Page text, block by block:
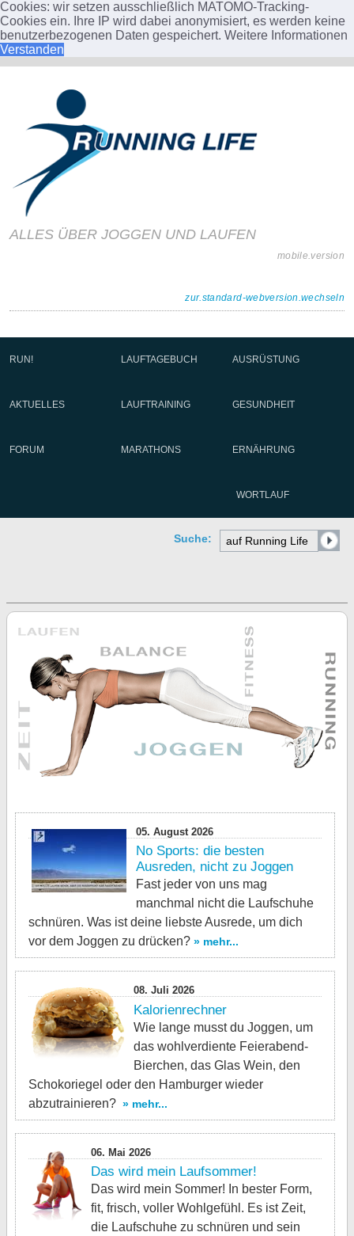
Cookies: wir setzen ausschließlich MATOMO-Tracking-
Cookies ein. Ihre IP wird dabei anonymisiert, es werden keine
benutzerbezogenen Daten gespeichert. Weitere Informationen
Verstanden
ALLES ÜBER JOGGEN UND LAUFEN
mobile.version
zur.standard-webversion.wechseln
RUN! LAUFTAGEBUCH AUSRÜSTUNG
AKTUELLES LAUFTRAINING GESUNDHEIT
FORUM MARATHONS ERNÄHRUNG
WORTLAUF
Suche:
05. August 2026
No Sports: die besten
Ausreden, nicht zu Joggen
Fast jeder von uns mag
manchmal nicht die Laufschuhe
schnüren. Was ist deine liebste Ausrede, um dich
vor dem Joggen zu drücken? » mehr...
08. Juli 2026
Kalorienrechner
Wie lange musst du Joggen, um
das wohlverdiente Feierabend-
Bierchen, das Glas Wein, den
Schokoriegel oder den Hamburger wieder
abzutrainieren? » mehr...
06. Mai 2026
Das wird mein Laufsommer!
Das wird mein Sommer! In bester Form,
fit, frisch, voller Wohlgefühl. Es ist Zeit,
die Laufschuhe zu schnüren und sein